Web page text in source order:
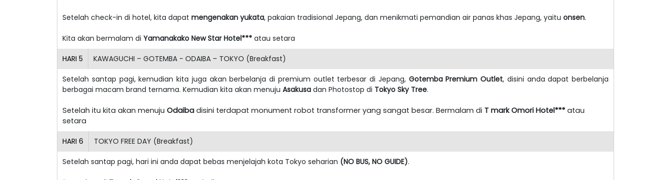
Setelah check-in di hotel, kita dapat mengenakan yukata, pakaian tradisional Jepang, dan menikmati pemandian air panas khas Jepang, yaitu onsen.
Kita akan bermalam di Yamanakako New Star Hotel*** atau setara
HARI 5 KAWAGUCHI – GOTEMBA - ODAIBA – TOKYO (Breakfast)
Setelah santap pagi, kemudian kita juga akan berbelanja di premium outlet terbesar di Jepang, Gotemba Premium Outlet, disini anda dapat berbelanja
berbagai macam brand ternama. Kemudian kita akan menuju Asakusa dan Photostop di Tokyo Sky Tree.
Setelah itu kita akan menuju Odaiba disini terdapat monument robot transformer yang sangat besar. Bermalam di T mark Omori Hotel*** atau
setara
HARI 6 TOKYO FREE DAY (Breakfast)
Setelah santap pagi, hari ini anda dapat bebas menjelajah kota Tokyo seharian (NO BUS, NO GUIDE).